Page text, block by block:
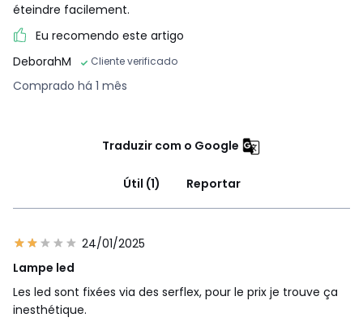
éteindre facilement.
Eu recomendo este artigo
DeborahM
Cliente verificado
Comprado há 1 mês
Traduzir com o Google
Útil (1) Reportar
24/01/2025
Lampe led
Les led sont fixées via des serflex, pour le prix je trouve ça
inesthétique.